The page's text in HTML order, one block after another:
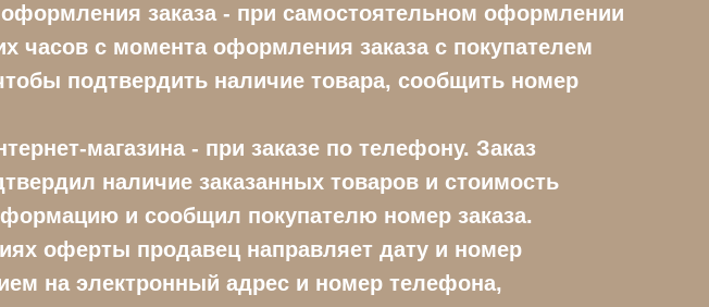
заказа - при самостоятельном оформлении
часов с момента оформления заказа с покупателем
подтвердить наличие товара, сообщить номер
магазина - при заказе по телефону. Заказ
наличие заказанных товаров и стоимость
и сообщил покупателю номер заказа.
оферты продавец направляет дату и номер
на электронный адрес и номер телефона,